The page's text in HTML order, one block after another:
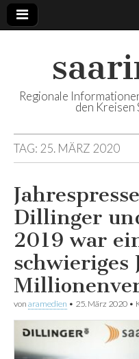
Regionale
den Kreisen
TAG: 25. MÄRZ 2020
Dillinger
2019 war
schwieriges
von aramedien • 25. März 2020 •